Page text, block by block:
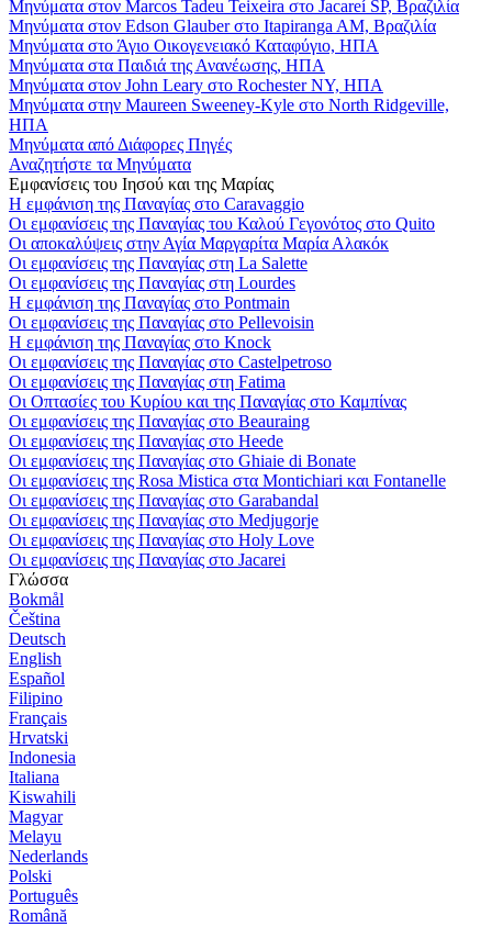
Μηνύματα στον Marcos Tadeu Teixeira στο Jacareí SP, Βραζιλία
Μηνύματα στον Edson Glauber στο Itapiranga AM, Βραζιλία
Μηνύματα στο Άγιο Οικογενειακό Καταφύγιο, ΗΠΑ
Μηνύματα στα Παιδιά της Ανανέωσης, ΗΠΑ
Μηνύματα στον John Leary στο Rochester NY, ΗΠΑ
Μηνύματα στην Maureen Sweeney-Kyle στο North Ridgeville,
ΗΠΑ
Μηνύματα από Διάφορες Πηγές
Αναζητήστε τα Μηνύματα
Εμφανίσεις του Ιησού και της Μαρίας
Η εμφάνιση της Παναγίας στο Caravaggio
Οι εμφανίσεις της Παναγίας του Καλού Γεγονότος στο Quito
Οι αποκαλύψεις στην Αγία Μαργαρίτα Μαρία Αλακόκ
Οι εμφανίσεις της Παναγίας στη La Salette
Οι εμφανίσεις της Παναγίας στη Lourdes
Η εμφάνιση της Παναγίας στο Pontmain
Οι εμφανίσεις της Παναγίας στο Pellevoisin
Η εμφάνιση της Παναγίας στο Knock
Οι εμφανίσεις της Παναγίας στο Castelpetroso
Οι εμφανίσεις της Παναγίας στη Fatima
Οι Οπτασίες του Κυρίου και της Παναγίας στο Καμπίνας
Οι εμφανίσεις της Παναγίας στο Beauraing
Οι εμφανίσεις της Παναγίας στο Heede
Οι εμφανίσεις της Παναγίας στο Ghiaie di Bonate
Οι εμφανίσεις της Rosa Mistica στα Montichiari και Fontanelle
Οι εμφανίσεις της Παναγίας στο Garabandal
Οι εμφανίσεις της Παναγίας στο Medjugorje
Οι εμφανίσεις της Παναγίας στο Holy Love
Οι εμφανίσεις της Παναγίας στο Jacarei
Γλώσσα
Bokmål
Čeština
Deutsch
English
Español
Filipino
Français
Hrvatski
Indonesia
Italiana
Kiswahili
Magyar
Melayu
Nederlands
Polski
Português
Română